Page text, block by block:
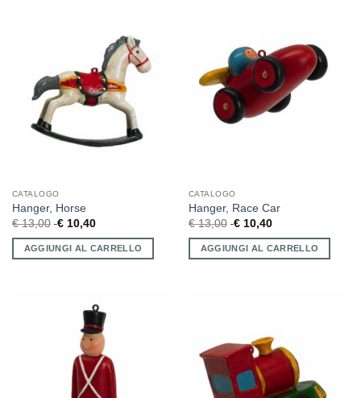
CATALOGO
Hanger, Horse
€13,00 €10,40
AGGIUNGI AL CARRELLO
CATALOGO
Hanger, Race Car
€13,00 €10,40
AGGIUNGI AL CARRELLO